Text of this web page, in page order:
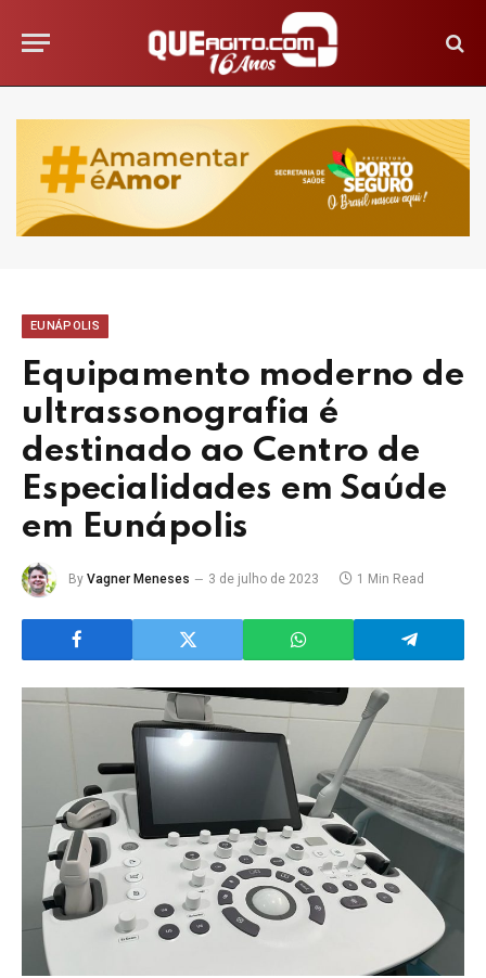
EUNÁPOLIS
Equipamento moderno de
ultrassonografia é
destinado ao Centro de
Especialidades em Saúde
em Eunápolis
By Vagner Meneses 3 de julho de 2023 1 Min Read